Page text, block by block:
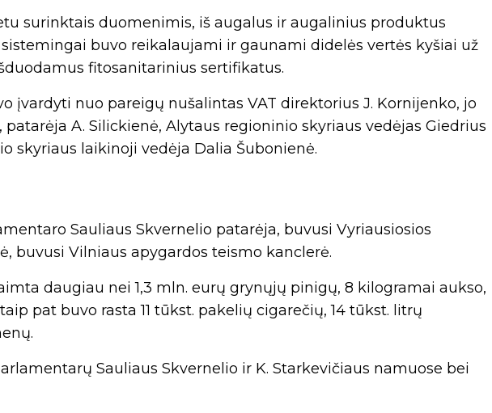
surinktais duomenimis, iš augalus ir augalinius produktus
buvo reikalaujami ir gaunami didelės vertės kyšiai už
fitosanitarinius sertifikatus.
įvardyti nuo pareigų nušalintas VAT direktorius J. Kornijenko, jo
A. Silickienė, Alytaus regioninio skyriaus vedėjas Giedrius
skyriaus laikinoji vedėja Dalia Šubonienė.
Sauliaus Skvernelio patarėja, buvusi Vyriausiosios
buvusi Vilniaus apygardos teismo kanclerė.
daugiau nei 1,3 mln. eurų grynųjų pinigų, 8 kilogramai aukso,
pat buvo rasta 11 tūkst. pakelių cigarečių, 14 tūkst. litrų
Sauliaus Skvernelio ir K. Starkevičiaus namuose bei